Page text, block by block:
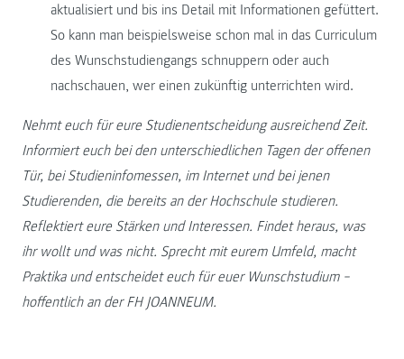
aktualisiert und bis ins Detail mit Informationen gefüttert.
So kann man beispielsweise schon mal in das Curriculum
des Wunschstudiengangs schnuppern oder auch
nachschauen, wer einen zukünftig unterrichten wird.
Nehmt euch für eure Studienentscheidung ausreichend Zeit.
Informiert euch bei den unterschiedlichen Tagen der offenen
Tür, bei Studieninfomessen, im Internet und bei jenen
Studierenden, die bereits an der Hochschule studieren.
Reflektiert eure Stärken und Interessen. Findet heraus, was
ihr wollt und was nicht. Sprecht mit eurem Umfeld, macht
Praktika und entscheidet euch für euer Wunschstudium −
hoffentlich an der FH JOANNEUM.